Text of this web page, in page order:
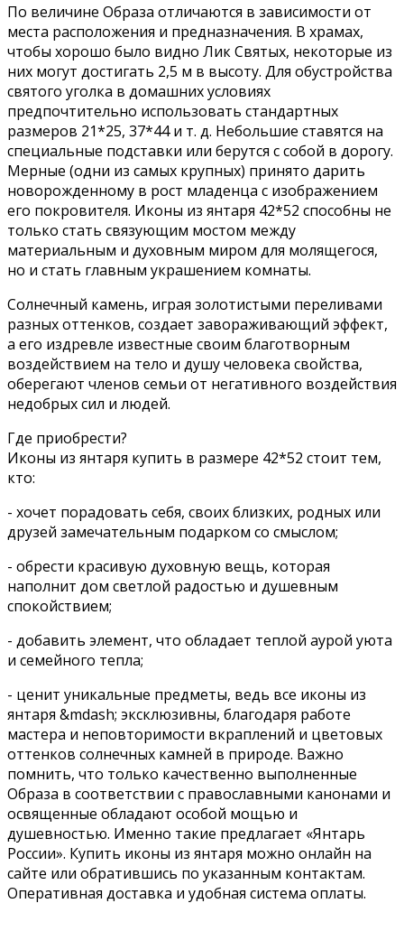
По величине Образа отличаются в зависимости от
места расположения и предназначения. В храмах,
чтобы хорошо было видно Лик Святых, некоторые из
них могут достигать 2,5 м в высоту. Для обустройства
святого уголка в домашних условиях
предпочтительно использовать стандартных
размеров 21*25, 37*44 и т. д. Небольшие ставятся на
специальные подставки или берутся с собой в дорогу.
Мерные (одни из самых крупных) принято дарить
новорожденному в рост младенца с изображением
его покровителя. Иконы из янтаря 42*52 способны не
только стать связующим мостом между
материальным и духовным миром для молящегося,
но и стать главным украшением комнаты.
Солнечный камень, играя золотистыми переливами
разных оттенков, создает завораживающий эффект,
а его издревле известные своим благотворным
воздействием на тело и душу человека свойства,
оберегают членов семьи от негативного воздействия
недобрых сил и людей.
Где приобрести?
Иконы из янтаря купить в размере 42*52 стоит тем,
кто:
- хочет порадовать себя, своих близких, родных или
друзей замечательным подарком со смыслом;
- обрести красивую духовную вещь, которая
наполнит дом светлой радостью и душевным
спокойствием;
- добавить элемент, что обладает теплой аурой уюта
и семейного тепла;
- ценит уникальные предметы, ведь все иконы из
янтаря &mdash; эксклюзивны, благодаря работе
мастера и неповторимости вкраплений и цветовых
оттенков солнечных камней в природе. Важно
помнить, что только качественно выполненные
Образа в соответствии с православными канонами и
освященные обладают особой мощью и
душевностью. Именно такие предлагает «Янтарь
России». Купить иконы из янтаря можно онлайн на
сайте или обратившись по указанным контактам.
Оперативная доставка и удобная система оплаты.